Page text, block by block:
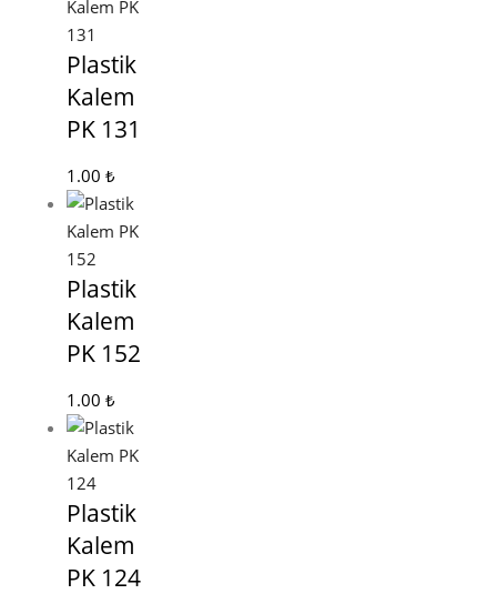
Plastik
Kalem
PK 131
1.00 ₺
Plastik
Kalem
PK 152
1.00 ₺
Plastik
Kalem
PK 124